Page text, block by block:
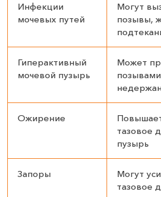
Инфекции
мочевых путей
Могут
позывы,
Гиперактивный
мочевой пузырь
Может
Ожирение
тазовое
пузырь
Запоры
Могут
тазовое